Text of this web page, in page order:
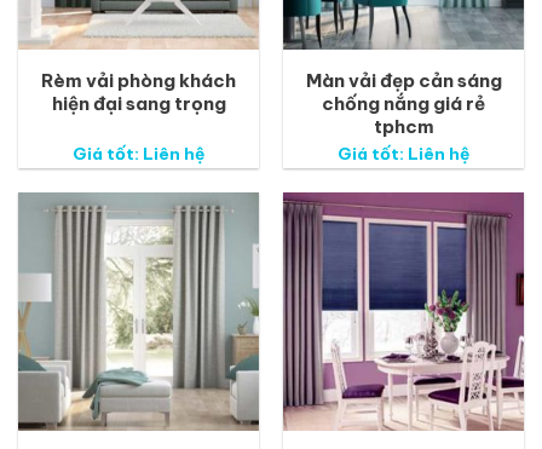
Rèm vải phòng khách
hiện đại sang trọng
Giá tốt: Liên hệ
Màn vải đẹp cản sáng
chống nắng giá rẻ
tphcm
Giá tốt: Liên hệ